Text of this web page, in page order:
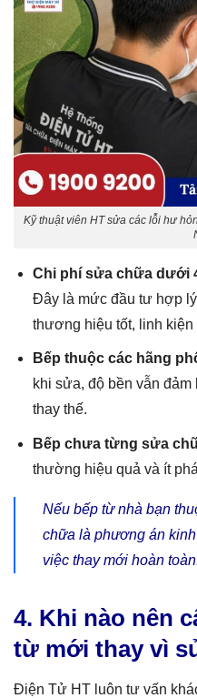
Kỹ thuật viên HT sửa các lỗi hư
Chi phí sửa chữa dưới
Đây là mức đầu tư hợp
thương hiệu tốt, linh kiện
Bếp thuộc các hãng
khi sửa, độ bền vẫn
thay thế.
Bếp chưa từng sửa
thường hiệu quả và ít
Nếu bếp từ nhà bạn
chữa là phương án
việc thay mới hoàn
4. Khi nào nên
từ mới thay vì
Điện Tử HT luôn tư vấn